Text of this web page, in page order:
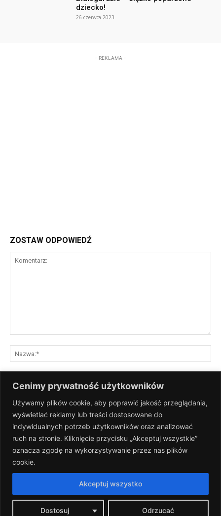
Cenimy prywatność użytkowników
Używamy plików cookie, aby poprawić jakość przeglądania,
wyświetlać reklamy lub treści dostosowane do
indywidualnych potrzeb użytkowników oraz analizować
ruch na stronie. Kliknięcie przycisku „Akceptuj wszystkie”
oznacza zgodę na wykorzystywanie przez nas plików
cookie.
Dostosuj Odrzucać
Akceptuj wszystko
dziecko!
26 czerwca 2023
- REKLAMA -
ZOSTAW ODPOWIEDŹ
Zapisz moje nazwisko, adres e-mail i stronę internetową w tej
przeglądarce na następny raz, gdy skomentuję.